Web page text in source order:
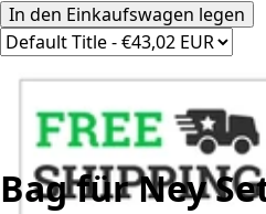
In den Einkaufswagen legen
Bag für Ney